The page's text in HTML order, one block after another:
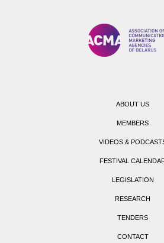
ABOUT US
MEMBERS
VIDEOS &
FESTIVAL
LEGISLATION
RESEARCH
TENDERS
CONTACT